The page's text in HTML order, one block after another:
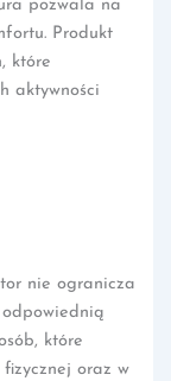
pozwala na
Produkt
które
aktywności
nie ogranicza
które
oraz w